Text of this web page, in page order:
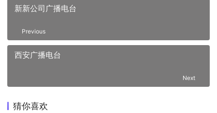
新新公司广播电台
Previous
西安广播电台
Next
猜你喜欢